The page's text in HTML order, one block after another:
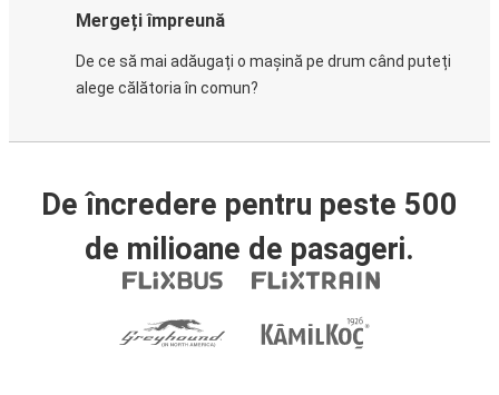
Mergeți împreună
De ce să mai adăugați o mașină pe drum când puteți
alege călătoria în comun?
De încredere pentru peste 500
de milioane de pasageri.